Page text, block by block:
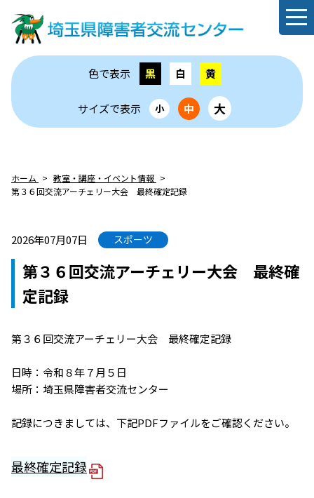
色で表示 黒 白 黄
サイズで表示 小 中 大
ホーム
教室・講座・イベント情報
第３６回交流アーチェリー大会 最終確定記録
2026年07月07日 スポーツ
第３６回交流アーチェリー大会 最終確
定記録
第３６回交流アーチェリー大会 最終確定記録
日時：令和８年７月５日
場所：埼玉県障害者交流センター
記録につきましては、下記PDFファイルをご確認ください。
最終確定記録